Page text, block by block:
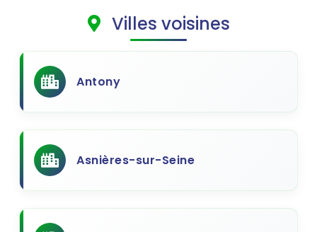
Villes voisines
Antony
Asnières-sur-Seine